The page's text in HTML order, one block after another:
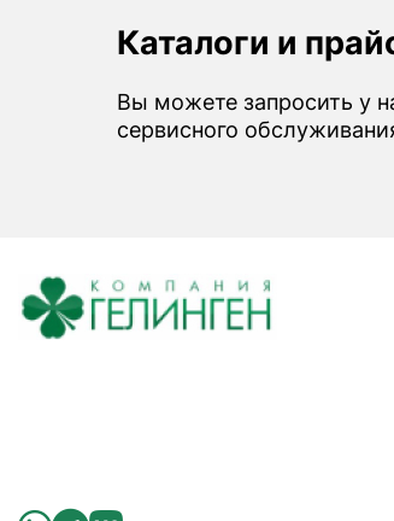
Каталоги и
Вы можете запросить у
сервисного